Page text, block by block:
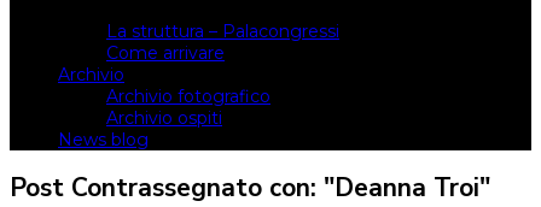
La struttura – Palacongressi
Come arrivare
Archivio
Archivio fotografico
Archivio ospiti
News blog
Post Contrassegnato con: "Deanna Troi"